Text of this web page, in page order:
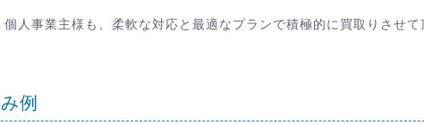
人事業主様も、柔軟な対応と最適なプランで積極的に買取りさせて
例